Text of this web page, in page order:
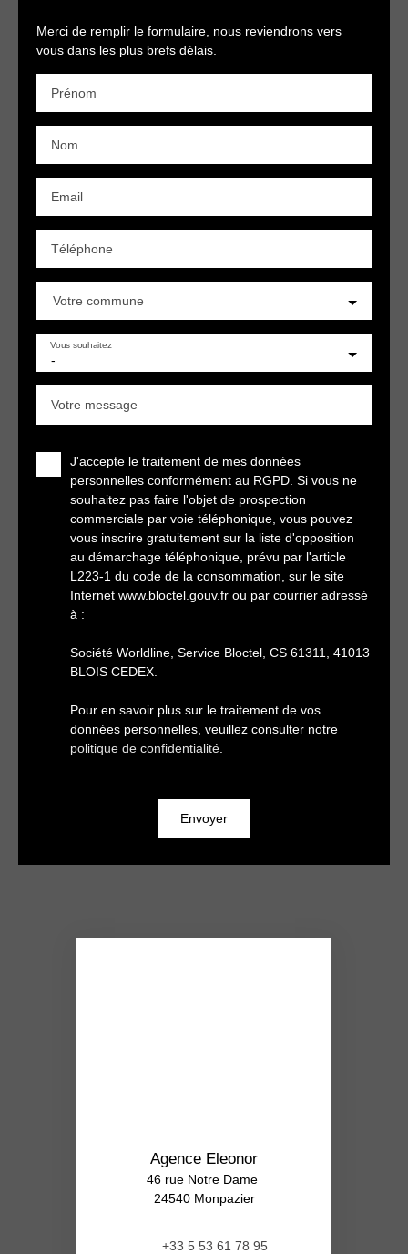
Merci de remplir le formulaire, nous reviendrons vers
vous dans les plus brefs délais.
Prénom
Nom
Email
Téléphone
Votre commune
-
Vous souhaitez
Votre message
J'accepte le traitement de mes données
personnelles conformément au RGPD. Si vous ne
souhaitez pas faire l'objet de prospection
commerciale par voie téléphonique, vous pouvez
vous inscrire gratuitement sur la liste d'opposition
au démarchage téléphonique, prévu par l'article
L223-1 du code de la consommation, sur le site
Internet www.bloctel.gouv.fr ou par courrier adressé
à :
Société Worldline, Service Bloctel, CS 61311, 41013
BLOIS CEDEX.
Pour en savoir plus sur le traitement de vos
données personnelles, veuillez consulter notre
politique de confidentialité.
Envoyer
Agence Eleonor
46 rue Notre Dame
24540 Monpazier
+33 5 53 61 78 95